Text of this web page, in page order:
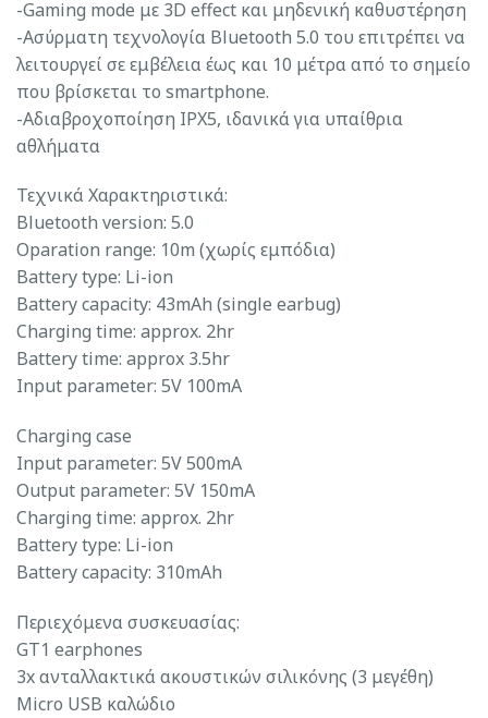
-Gaming mode με 3D effect και μηδενική καθυστέρηση
-Ασύρματη τεχνολογία Bluetooth 5.0 του επιτρέπει να
λειτουργεί σε εμβέλεια έως και 10 μέτρα από το σημείο
που βρίσκεται το smartphone.
-Αδιαβροχοποίηση IPX5, ιδανικά για υπαίθρια
αθλήματα
Τεχνικά Χαρακτηριστικά:
Bluetooth version: 5.0
Oparation range: 10m (χωρίς εμπόδια)
Battery type: Li-ion
Battery capacity: 43mAh (single earbug)
Charging time: approx. 2hr
Battery time: approx 3.5hr
Input parameter: 5V 100mA
Charging case
Input parameter: 5V 500mA
Output parameter: 5V 150mA
Charging time: approx. 2hr
Battery type: Li-ion
Battery capacity: 310mAh
Περιεχόμενα συσκευασίας:
GT1 earphones
3x ανταλλακτικά ακουστικών σιλικόνης (3 μεγέθη)
Micro USB καλώδιο